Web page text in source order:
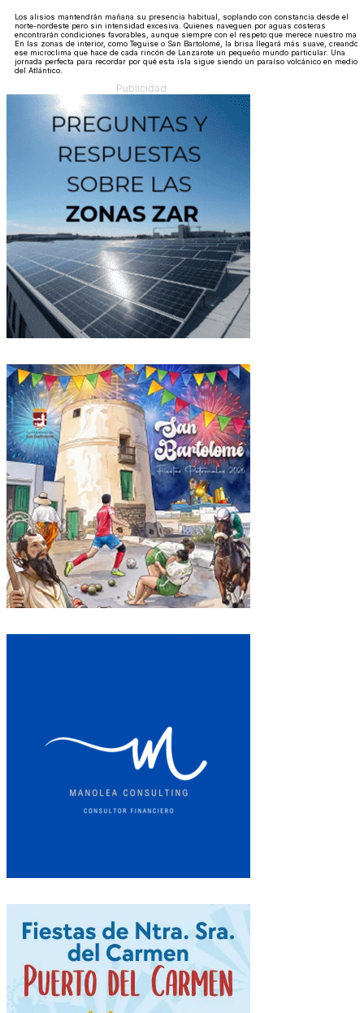
Los alisios mantendrán mañana su presencia habitual, soplando con constancia desde el
norte-nordeste pero sin intensidad excesiva. Quienes naveguen por aguas costeras
encontrarán condiciones favorables, aunque siempre con el respeto que merece nuestro mar.
En las zonas de interior, como Teguise o San Bartolomé, la brisa llegará más suave, creando
ese microclima que hace de cada rincón de Lanzarote un pequeño mundo particular. Una
jornada perfecta para recordar por qué esta isla sigue siendo un paraíso volcánico en medio
del Atlántico.
Publicidad